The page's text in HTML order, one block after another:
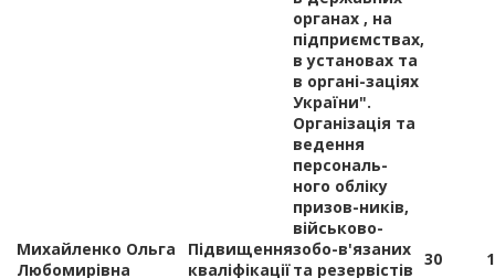
органах , на
підприємствах,
в установах та
в органі-заціях
України".
Михайленко Ольга
Любомирівна
Підвищення
кваліфікації
Організація та
ведення
персональ-
ного обліку
призов-ників,
військово-
зобо-в'язаних
та резервістів
30 1